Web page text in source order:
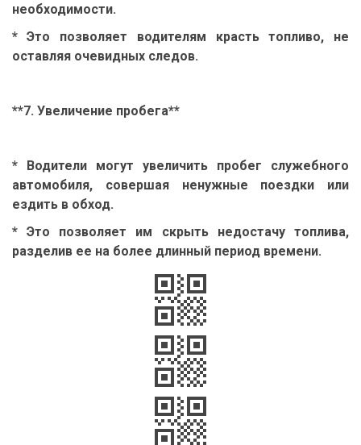
необходимости.
* Это позволяет водителям красть топливо, не
оставляя очевидных следов.
**7. Увеличение пробега**
* Водители могут увеличить пробег служебного
автомобиля, совершая ненужные поездки или
ездить в обход.
* Это позволяет им скрыть недостачу топлива,
разделив ее на более длинный период времени.